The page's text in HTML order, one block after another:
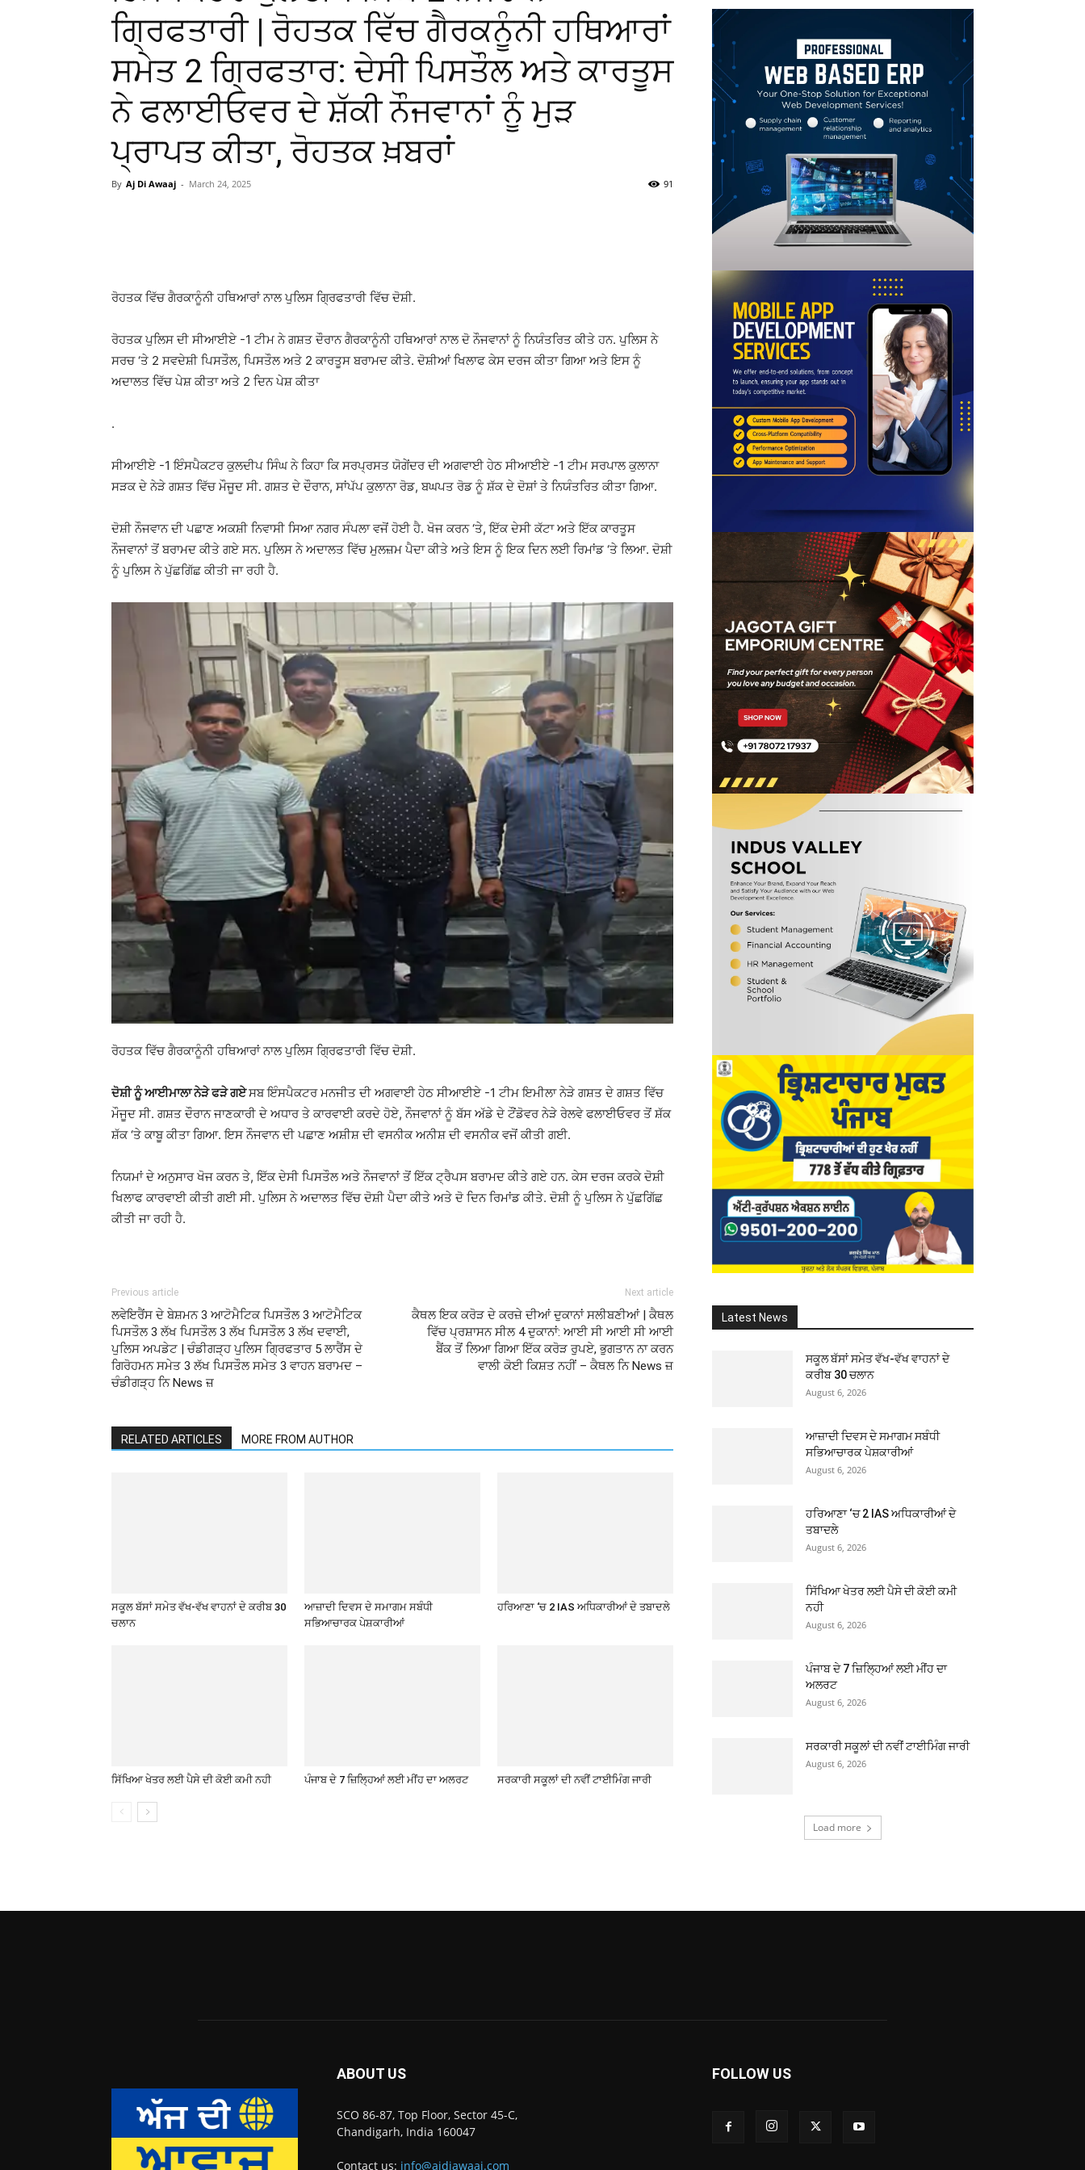
ਗ੍ਰਿਫਤਾਰੀ | ਰੋਹਤਕ ਵਿੱਚ ਗੈਰਕਨੂੰਨੀ ਹਥਿਆਰਾਂ
ਸਮੇਤ 2 ਗ੍ਰਿਫਤਾਰ: ਦੇਸੀ ਪਿਸਤੌਲ ਅਤੇ ਕਾਰਤੂਸ
ਨੇ ਫਲਾਈਓਵਰ ਦੇ ਸ਼ੱਕੀ ਨੌਜਵਾਨਾਂ ਨੂੰ ਮੁੜ
ਪ੍ਰਾਪਤ ਕੀਤਾ, ਰੋਹਤਕ ਖ਼ਬਰਾਂ
By Aj Di Awaaj - March 24, 2025 91
Linkedin Email Print
ਰੋਹਤਕ ਵਿੱਚ ਗੈਰਕਾਨੂੰਨੀ ਹਥਿਆਰਾਂ ਨਾਲ ਪੁਲਿਸ ਗ੍ਰਿਫਤਾਰੀ ਵਿੱਚ ਦੋਸ਼ੀ.
ਰੋਹਤਕ ਪੁਲਿਸ ਦੀ ਸੀਆਈਏ -1 ਟੀਮ ਨੇ ਗਸ਼ਤ ਦੌਰਾਨ ਗੈਰਕਾਨੂੰਨੀ ਹਥਿਆਰਾਂ ਨਾਲ ਦੋ ਨੌਜਵਾਨਾਂ ਨੂੰ ਨਿਯੰਤਰਿਤ ਕੀਤੇ ਹਨ. ਪੁਲਿਸ ਨੇ
ਸਰਚ ‘ਤੇ 2 ਸਵਦੇਸ਼ੀ ਪਿਸਤੌਲ, ਪਿਸਤੌਲ ਅਤੇ 2 ਕਾਰਤੂਸ ਬਰਾਮਦ ਕੀਤੇ. ਦੋਸ਼ੀਆਂ ਖਿਲਾਫ ਕੇਸ ਦਰਜ ਕੀਤਾ ਗਿਆ ਅਤੇ ਇਸ ਨੂੰ
ਅਦਾਲਤ ਵਿੱਚ ਪੇਸ਼ ਕੀਤਾ ਅਤੇ 2 ਦਿਨ ਪੇਸ਼ ਕੀਤਾ
.
ਸੀਆਈਏ -1 ਇੰਸਪੈਕਟਰ ਕੁਲਦੀਪ ਸਿੰਘ ਨੇ ਕਿਹਾ ਕਿ ਸਰਪ੍ਰਸਤ ਯੋਗੇਂਦਰ ਦੀ ਅਗਵਾਈ ਹੇਠ ਸੀਆਈਏ -1 ਟੀਮ ਸਰਪਾਲ ਕੁਲਾਨਾ
ਸੜਕ ਦੇ ਨੇੜੇ ਗਸ਼ਤ ਵਿੱਚ ਮੌਜੂਦ ਸੀ. ਗਸ਼ਤ ਦੇ ਦੌਰਾਨ, ਸਾਂਪੱਪ ਕੁਲਾਨਾ ਰੋਡ, ਬਘਪਤ ਰੋਡ ਨੂੰ ਸ਼ੱਕ ਦੇ ਦੋਸ਼ਾਂ ਤੇ ਨਿਯੰਤਰਿਤ ਕੀਤਾ ਗਿਆ.
ਦੋਸ਼ੀ ਨੌਜਵਾਨ ਦੀ ਪਛਾਣ ਅਕਸ਼ੀ ਨਿਵਾਸੀ ਸਿਆ ਨਗਰ ਸੰਪਲਾ ਵਜੋਂ ਹੋਈ ਹੈ. ਖੋਜ ਕਰਨ ‘ਤੇ, ਇੱਕ ਦੇਸੀ ਕੱਟਾ ਅਤੇ ਇੱਕ ਕਾਰਤੂਸ
ਨੌਜਵਾਨਾਂ ਤੋਂ ਬਰਾਮਦ ਕੀਤੇ ਗਏ ਸਨ. ਪੁਲਿਸ ਨੇ ਅਦਾਲਤ ਵਿੱਚ ਮੁਲਜ਼ਮ ਪੈਦਾ ਕੀਤੇ ਅਤੇ ਇਸ ਨੂੰ ਇਕ ਦਿਨ ਲਈ ਰਿਮਾਂਡ ‘ਤੇ ਲਿਆ. ਦੋਸ਼ੀ
ਨੂੰ ਪੁਲਿਸ ਨੇ ਪੁੱਛਗਿੱਛ ਕੀਤੀ ਜਾ ਰਹੀ ਹੈ.
ਰੋਹਤਕ ਵਿੱਚ ਗੈਰਕਾਨੂੰਨੀ ਹਥਿਆਰਾਂ ਨਾਲ ਪੁਲਿਸ ਗ੍ਰਿਫਤਾਰੀ ਵਿੱਚ ਦੋਸ਼ੀ.
ਦੋਸ਼ੀ ਨੂੰ ਆਈਮਾਲਾ ਨੇੜੇ ਫੜੇ ਗਏਸਬ ਇੰਸਪੈਕਟਰ ਮਨਜੀਤ ਦੀ ਅਗਵਾਈ ਹੇਠ ਸੀਆਈਏ -1 ਟੀਮ ਇਮੀਲਾ ਨੇੜੇ ਗਸ਼ਤ ਦੇ ਗਸ਼ਤ ਵਿੱਚ
ਮੌਜੂਦ ਸੀ. ਗਸ਼ਤ ਦੌਰਾਨ ਜਾਣਕਾਰੀ ਦੇ ਅਧਾਰ ਤੇ ਕਾਰਵਾਈ ਕਰਦੇ ਹੋਏ, ਨੌਜਵਾਨਾਂ ਨੂੰ ਬੱਸ ਅੱਡੇ ਦੇ ਟੌਂਡੋਵਰ ਨੇੜੇ ਰੇਲਵੇ ਫਲਾਈਓਵਰ ਤੋਂ ਸ਼ੱਕ
ਸ਼ੱਕ ‘ਤੇ ਕਾਬੂ ਕੀਤਾ ਗਿਆ. ਇਸ ਨੌਜਵਾਨ ਦੀ ਪਛਾਣ ਅਸ਼ੀਸ਼ ਦੀ ਵਸਨੀਕ ਅਨੀਸ਼ ਦੀ ਵਸਨੀਕ ਵਜੋਂ ਕੀਤੀ ਗਈ.
ਨਿਯਮਾਂ ਦੇ ਅਨੁਸਾਰ ਖੋਜ ਕਰਨ ਤੇ, ਇੱਕ ਦੇਸੀ ਪਿਸਤੌਲ ਅਤੇ ਨੌਜਵਾਨਾਂ ਤੋਂ ਇੱਕ ਟ੍ਰੈਪਸ ਬਰਾਮਦ ਕੀਤੇ ਗਏ ਹਨ. ਕੇਸ ਦਰਜ ਕਰਕੇ ਦੋਸ਼ੀ
ਖਿਲਾਫ ਕਾਰਵਾਈ ਕੀਤੀ ਗਈ ਸੀ. ਪੁਲਿਸ ਨੇ ਅਦਾਲਤ ਵਿੱਚ ਦੋਸ਼ੀ ਪੈਦਾ ਕੀਤੇ ਅਤੇ ਦੋ ਦਿਨ ਰਿਮਾਂਡ ਕੀਤੇ. ਦੋਸ਼ੀ ਨੂੰ ਪੁਲਿਸ ਨੇ ਪੁੱਛਗਿੱਛ
ਕੀਤੀ ਜਾ ਰਹੀ ਹੈ.
Previous article
ਲਵੇਇਰੈਂਸ ਦੇ ਬੇਸ਼ਮਨ 3 ਆਟੋਮੈਟਿਕ ਪਿਸਤੌਲ 3 ਆਟੋਮੈਟਿਕ
ਪਿਸਤੌਲ 3 ਲੱਖ ਪਿਸਤੌਲ 3 ਲੱਖ ਪਿਸਤੌਲ 3 ਲੱਖ ਦਵਾਈ,
ਪੁਲਿਸ ਅਪਡੇਟ | ਚੰਡੀਗੜ੍ਹ ਪੁਲਿਸ ਗ੍ਰਿਫਤਾਰ 5 ਲਾਰੈਂਸ ਦੇ
ਗਿਰੋਹਮਨ ਸਮੇਤ 3 ਲੱਖ ਪਿਸਤੌਲ ਸਮੇਤ 3 ਵਾਹਨ ਬਰਾਮਦ –
ਚੰਡੀਗੜ੍ਹ ਨਿ News ਜ਼
Next article
ਕੈਥਲ ਇਕ ਕਰੋੜ ਦੇ ਕਰਜ਼ੇ ਦੀਆਂ ਦੁਕਾਨਾਂ ਸਲੀਬਣੀਆਂ | ਕੈਥਲ
ਵਿੱਚ ਪ੍ਰਸ਼ਾਸਨ ਸੀਲ 4 ਦੁਕਾਨਾਂ: ਆਈ ਸੀ ਆਈ ਸੀ ਆਈ
ਬੈਂਕ ਤੋਂ ਲਿਆ ਗਿਆ ਇੱਕ ਕਰੋੜ ਰੁਪਏ, ਭੁਗਤਾਨ ਨਾ ਕਰਨ
ਵਾਲੀ ਕੋਈ ਕਿਸ਼ਤ ਨਹੀਂ – ਕੈਥਲ ਨਿ News ਜ਼
RELATED ARTICLES MORE FROM AUTHOR
ਸਕੂਲ ਬੱਸਾਂ ਸਮੇਤ ਵੱਖ-ਵੱਖ ਵਾਹਨਾਂ ਦੇ ਕਰੀਬ 30
ਚਲਾਨ
ਆਜ਼ਾਦੀ ਦਿਵਸ ਦੇ ਸਮਾਗਮ ਸਬੰਧੀ
ਸਭਿਆਚਾਰਕ ਪੇਸ਼ਕਾਰੀਆਂ
ਹਰਿਆਣਾ ‘ਚ 2 IAS ਅਧਿਕਾਰੀਆਂ ਦੇ ਤਬਾਦਲੇ
ਸਿੱਖਿਆ ਖੇਤਰ ਲਈ ਪੈਸੇ ਦੀ ਕੋਈ ਕਮੀ ਨਹੀ ਪੰਜਾਬ ਦੇ 7 ਜ਼ਿਲ੍ਹਿਆਂ ਲਈ ਮੀਂਹ ਦਾ ਅਲਰਟ ਸਰਕਾਰੀ ਸਕੂਲਾਂ ਦੀ ਨਵੀਂ ਟਾਈਮਿੰਗ ਜਾਰੀ
Latest News
ਸਕੂਲ ਬੱਸਾਂ ਸਮੇਤ ਵੱਖ-ਵੱਖ ਵਾਹਨਾਂ ਦੇ
ਕਰੀਬ 30 ਚਲਾਨ
August 6, 2026
ਆਜ਼ਾਦੀ ਦਿਵਸ ਦੇ ਸਮਾਗਮ ਸਬੰਧੀ
ਸਭਿਆਚਾਰਕ ਪੇਸ਼ਕਾਰੀਆਂ
August 6, 2026
ਹਰਿਆਣਾ ‘ਚ 2 IAS ਅਧਿਕਾਰੀਆਂ ਦੇ
ਤਬਾਦਲੇ
August 6, 2026
ਸਿੱਖਿਆ ਖੇਤਰ ਲਈ ਪੈਸੇ ਦੀ ਕੋਈ ਕਮੀ
ਨਹੀ
August 6, 2026
ਪੰਜਾਬ ਦੇ 7 ਜ਼ਿਲ੍ਹਿਆਂ ਲਈ ਮੀਂਹ ਦਾ
ਅਲਰਟ
August 6, 2026
ਸਰਕਾਰੀ ਸਕੂਲਾਂ ਦੀ ਨਵੀਂ ਟਾਈਮਿੰਗ ਜਾਰੀ
August 6, 2026
Load more
ABOUT US
SCO 86-87, Top Floor, Sector 45-C,
Chandigarh, India 160047
Contact us: info@ajdiawaaj.com
FOLLOW US